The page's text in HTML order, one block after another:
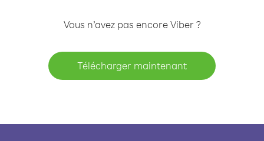
Vous n’avez pas encore Viber ?
Télécharger maintenant